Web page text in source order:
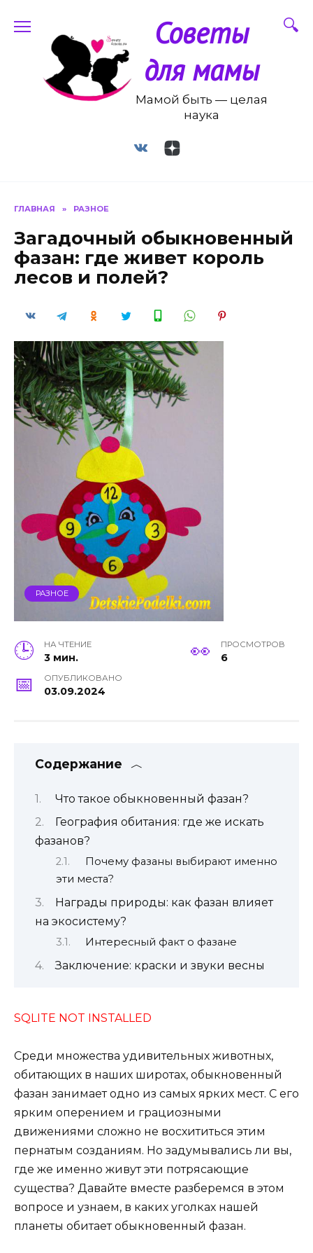
содержанию
Советы
для мамы
Мамой быть — целая
наука
ГЛАВНАЯ » РАЗНОЕ
Загадочный обыкновенный
фазан: где живет король
лесов и полей?
РАЗНОЕ
НА ЧТЕНИЕ
3 мин.
ПРОСМОТРОВ
6
ОПУБЛИКОВАНО
03.09.2024
Содержание
Что такое обыкновенный фазан?
География обитания: где же искать
фазанов?
Почему фазаны выбирают именно
эти места?
Награды природы: как фазан влияет
на экосистему?
Интересный факт о фазане
Заключение: краски и звуки весны
SQLITE NOT INSTALLED
Среди множества удивительных животных,
обитающих в наших широтах, обыкновенный
фазан занимает одно из самых ярких мест. С его
ярким оперением и грациозными
движениями сложно не восхититься этим
пернатым созданиям. Но задумывались ли вы,
где же именно живут эти потрясающие
существа? Давайте вместе разберемся в этом
вопросе и узнаем, в каких уголках нашей
планеты обитает обыкновенный фазан.